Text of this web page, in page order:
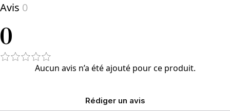
Avis 0
0
Aucun avis n’a été ajouté pour ce produit.
Rédiger un avis